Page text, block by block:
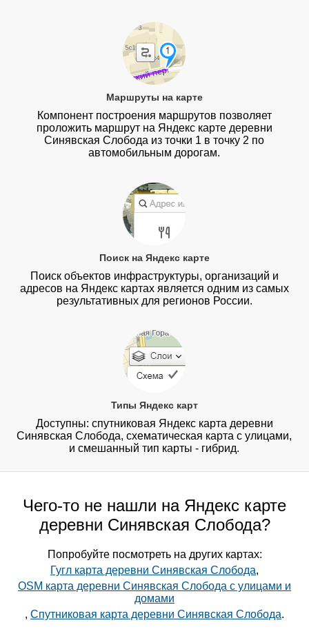
Маршруты на карте
Компонент построения маршрутов позволяет
проложить маршрут на Яндекс карте деревни
Синявская Слобода из точки 1 в точку 2 по
автомобильным дорогам.
Поиск на Яндекс карте
Поиск объектов инфраструктуры, организаций и
адресов на Яндекс картах является одним из самых
результативных для регионов России.
Типы Яндекс карт
Доступны: спутниковая Яндекс карта деревни
Синявская Слобода, схематическая карта с улицами,
и смешанный тип карты - гибрид.
Чего-то не нашли на Яндекс карте
деревни Синявская Слобода?
Попробуйте посмотреть на других картах:
Гугл карта деревни Синявская Слобода,
OSM карта деревни Синявская Слобода с улицами и
домами
, Спутниковая карта деревни Синявская Слобода.